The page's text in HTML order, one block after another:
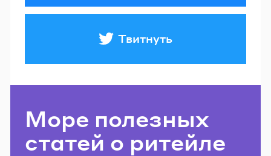
Твитнуть
Море полезных
статей о ритейле